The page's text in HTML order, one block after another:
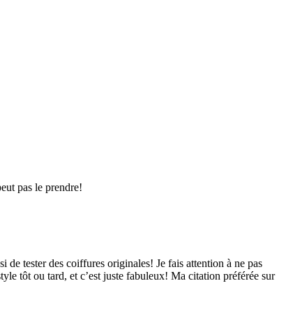
pas le prendre!
tester des coiffures originales! Je fais attention à ne pas
tôt ou tard, et c’est juste fabuleux! Ma citation préférée sur